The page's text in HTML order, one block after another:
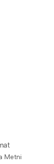
Metni